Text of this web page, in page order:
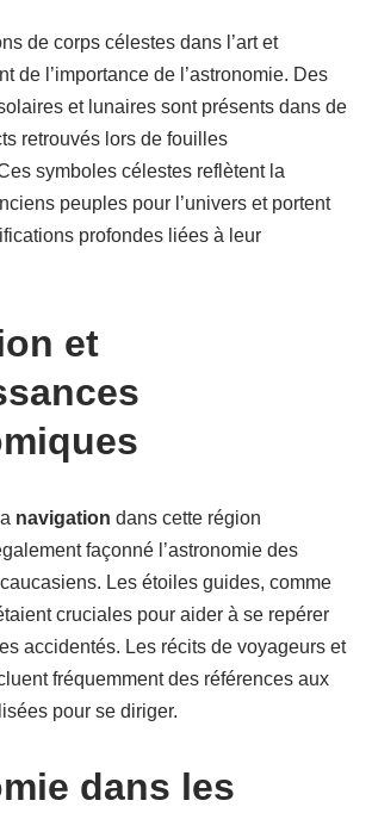
de corps célestes dans l’art et
de l’importance de l’astronomie. Des
et lunaires sont présents dans de
retrouvés lors de fouilles
symboles célestes reflètent la
peuples pour l’univers et portent
profondes liées à leur
et
navigation dans cette région
façonné l’astronomie des
Les étoiles guides, comme
cruciales pour aider à se repérer
accidentés. Les récits de voyageurs et
fréquemment des références aux
pour se diriger.
dans les